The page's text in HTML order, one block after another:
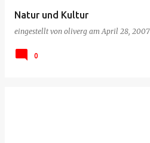
Natur und Kultur
eingestellt von oliverg amApril 28, 2007
0